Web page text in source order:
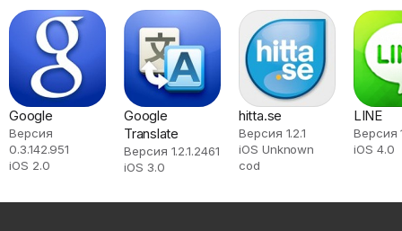
Google
Версия
0.3.142.951
iOS 2.0
Google
Translate
Версия 1.2.1.2461
iOS 3.0
hitta.se
Версия 1.2.1
iOS Unknown
cod
LINE
Версия
iOS 4.0